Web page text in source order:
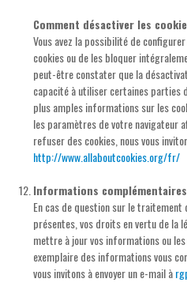
Comment désactiver les
Vous avez la possibilité de
cookies ou de les bloquer
peut-être constater que la
capacité à utiliser certaines parties
plus amples informations sur les
les paramètres de votre navigateur
refuser des cookies, nous vous
http://www.allaboutcookies.org/fr/
Informations complémentaires
En cas de question sur le traitement
présentes, vos droits en vertu de la
mettre à jour vos informations ou
exemplaire des informations vous
vous invitons à envoyer un e-mail à